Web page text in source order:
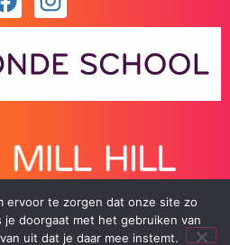
ervoor te zorgen dat onze site zo
je doorgaat met het gebruiken van
uit dat je daar mee instemt.